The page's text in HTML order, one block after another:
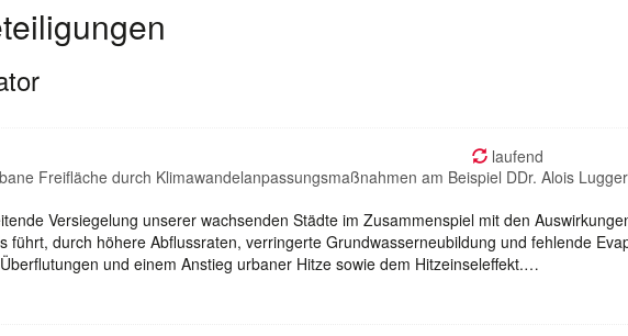
laufend
Freifläche durch Klimawandelanpassungsmaßnahmen am Beispiel DDr. Alois
Versiegelung unserer wachsenden Städte im Zusammenspiel mit den
führt, durch höhere Abflussraten, verringerte Grundwasserneubildung und fehlende
und einem Anstieg urbaner Hitze sowie dem Hitzeinseleffekt.…